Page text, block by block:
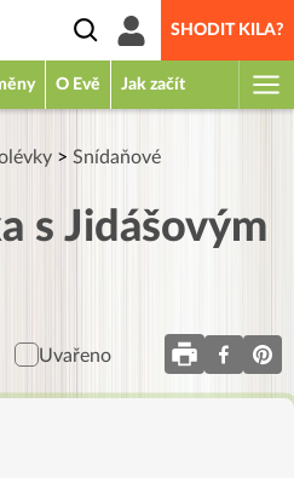
SHODIT KILA?
O Evě Jak začít
> Snídaňové
s Jidášovým
Uvařeno